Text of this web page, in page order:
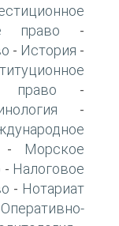
право -
- История -
право -
-
-
Морское
- Налоговое
- Нотариат
Оперативно-